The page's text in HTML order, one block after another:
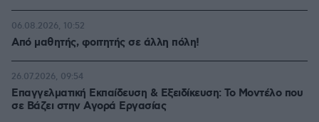
Από μαθητής, φοιτητής σε άλλη πόλη!
06.08.2026, 10:52
Επαγγελματική Εκπαίδευση & Εξειδίκευση: Το Mοντέλο που
σε Bάζει στην Aγορά Eργασίας
26.07.2026, 09:54